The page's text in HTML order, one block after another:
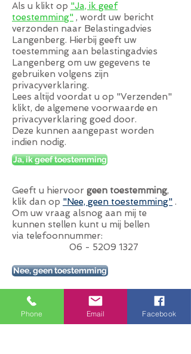
Als u klikt op "Ja, ik geef
toestemming" , wordt uw bericht
verzonden naar Belastingadvies
Langenberg. Hierbij geeft uw
toestemming aan belastingadvies
Langenberg om uw gegevens te
gebruiken volgens zijn
privacyverklaring.
Lees altijd voordat u op "Verzenden"
klikt, de algemene voorwaarde en
privacyverklaring goed door.
Deze kunnen aangepast worden
indien nodig.
Ja, ik geef toestemming
Geeft u hiervoor geen toestemming,
klik dan op "Nee, geen toestemming" .
Om uw vraag alsnog aan mij te
kunnen stellen kunt u mij bellen
via telefoonnummer:
06 - 5209 1327
Nee, geen toestemming
Privacyverklaring
Algemene voorwaarde
Phone Email Facebook